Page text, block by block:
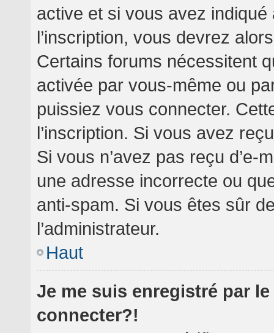
active et si vous avez
l’inscription, vous devrez
Certains forums nécessitent
activée par vous-même ou
puissiez vous connecter.
l’inscription. Si vous avez
Si vous n’avez pas reçu d’e-
une adresse incorrecte ou
anti-spam. Si vous êtes sûr
l’administrateur.
Haut
Je me suis enregistré par
connecter?!